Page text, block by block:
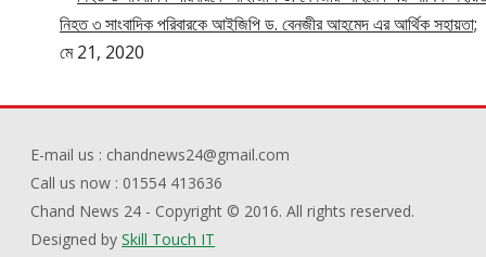
নিহত ৩ সাংবাদিক পরিবারকে আইজিপি ড. বেনজীর আহমেদ এর আর্থিক সহায়তা;
মে 21, 2020
E-mail us : chandnews24@gmail.com
Call us now : 01554 413636
Chand News 24 - Copyright © 2016. All rights reserved.
Designed bySkill Touch IT